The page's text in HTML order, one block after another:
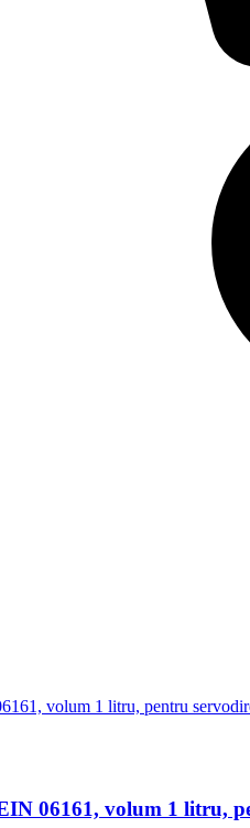
06161, volum 1 litru,